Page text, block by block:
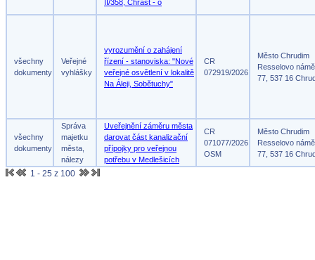
II/358, Chrast - o
všechny
dokumenty
Veřejné
vyhlášky
vyrozumění o zahájení
řízení - stanoviska: "Nové
veřejné osvětlení v lokalitě
Na Áleji, Sobětuchy"
CR
072919/2026
Město Chrudim
Resselovo
77, 537 16
všechny
dokumenty
Správa
majetku
města,
nálezy
Uveřejnění záměru města
darovat část kanalizační
přípojky pro veřejnou
potřebu v Medlešicích
CR
071077/2026
OSM
Město Chrudim
Resselovo
77, 537 16
1 - 25 z 100